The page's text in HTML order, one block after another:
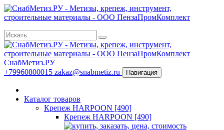
СнабМетиз.РУ
+79960800015 zakaz@snabmetiz.ru Навигация
Каталог товаров
Крепеж HARPOON [490]
Крепеж HARPOON [490]